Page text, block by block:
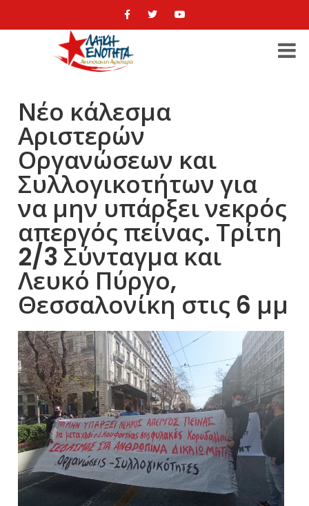
Νέο κάλεσμα
Αριστερών
Οργανώσεων και
Συλλογικοτήτων για
να μην υπάρξει νεκρός
απεργός πείνας. Τρίτη
2/3 Σύνταγμα και
Λευκό Πύργο,
Θεσσαλονίκη στις 6 μμ